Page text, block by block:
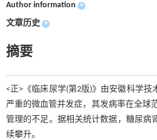
Author information +
文章历史 +
摘要
<正>《临床尿学(第2版)》由安徽科学技
严重的微血管并发症，其发病率在全球
管理的不足。据相关统计数据，糖尿病
续攀升。